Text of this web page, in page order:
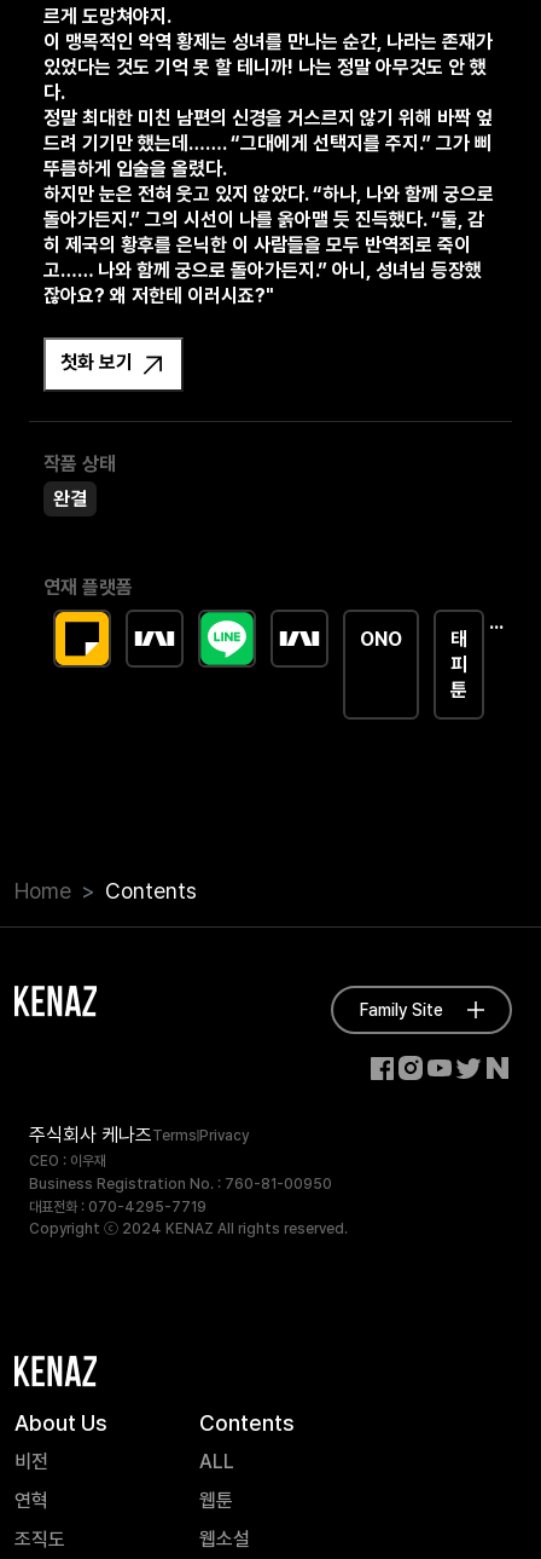
르게 도망쳐야지.
이 맹목적인 악역 황제는 성녀를 만나는 순간, 나라는 존재가
있었다는 것도 기억 못 할 테니까! 나는 정말 아무것도 안 했
다.
정말 최대한 미친 남편의 신경을 거스르지 않기 위해 바짝 엎
드려 기기만 했는데……. “그대에게 선택지를 주지.” 그가 삐
뚜름하게 입술을 올렸다.
하지만 눈은 전혀 웃고 있지 않았다. “하나, 나와 함께 궁으로
돌아가든지.” 그의 시선이 나를 옭아맬 듯 진득했다. “둘, 감
히 제국의 황후를 은닉한 이 사람들을 모두 반역죄로 죽이
고…… 나와 함께 궁으로 돌아가든지.” 아니, 성녀님 등장했
잖아요? 왜 저한테 이러시죠?"
첫화 보기
작품 상태
완결
연재 플랫폼
ONO
태
피
툰
...
Home Contents
Family Site
주식회사 케나즈Terms Privacy
CEO : 이우재
Business Registration No. : 760-81-00950
대표전화 : 070-4295-7719
Copyright ⓒ 2024 KENAZ All rights reserved.
About Us
비전
연혁
조직도
Contents
ALL
웹툰
웹소설